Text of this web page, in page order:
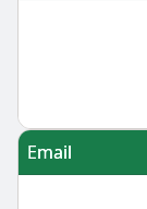
Email